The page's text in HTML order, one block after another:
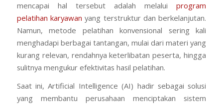
mencapai hal tersebut adalah melaluiprogram
pelatihan karyawan yang terstruktur dan berkelanjutan.
Namun, metode pelatihan konvensional sering kali
menghadapi berbagai tantangan, mulai dari materi yang
kurang relevan, rendahnya keterlibatan peserta, hingga
sulitnya mengukur efektivitas hasil pelatihan.
Saat ini, Artificial Intelligence (AI) hadir sebagai solusi
yang membantu perusahaan menciptakan sistem